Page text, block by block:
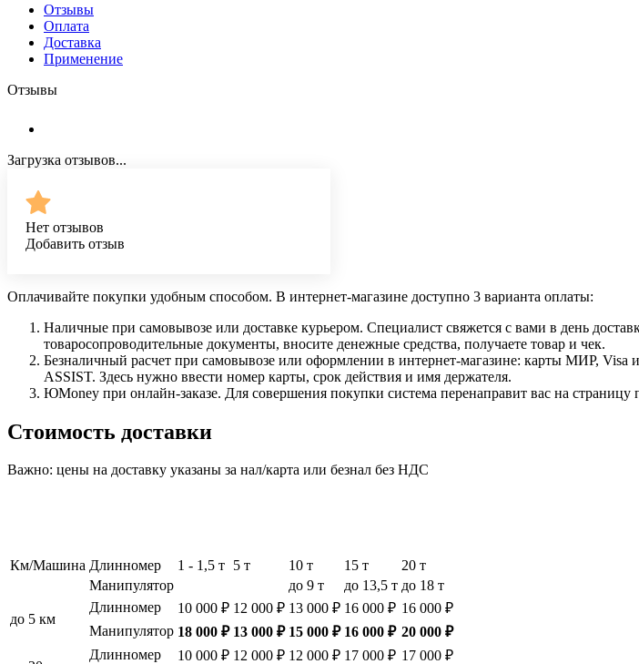
Отзывы
Оплата
Доставка
Применение
Отзывы
Загрузка отзывов...
Нет отзывов
Добавить отзыв
Оплачивайте покупки удобным способом. В интернет-магазине доступно 3 варианта оплаты:
Наличные при самовывозе или доставке курьером. Специалист свяжется с вами в день
товаросопроводительные документы, вносите денежные средства, получаете товар и чек.
Безналичный расчет при самовывозе или оформлении в интернет-магазине: карты МИР, Visa
ASSIST. Здесь нужно ввести номер карты, срок действия и имя держателя.
ЮMoney при онлайн-заказе. Для совершения покупки система перенаправит вас на
Стоимость доставки
Важно: цены на доставку указаны за нал/карта или безнал без НДС
Км/Машина Длинномер 1 - 1,5 т 5 т 10 т 15 т
20 т
Манипулятор
до 9 т до 13,5 т до 18 т
до 5 км
Длинномер 10 000 ₽ 12 000 ₽ 13 000 ₽ 16 000 ₽ 16 000 ₽
Манипулятор 18 000 ₽ 13 000 ₽ 15 000 ₽ 16 000 ₽ 20 000 ₽
Длинномер 10 000 ₽ 12 000 ₽ 12 000 ₽ 17 000 ₽ 17 000 ₽